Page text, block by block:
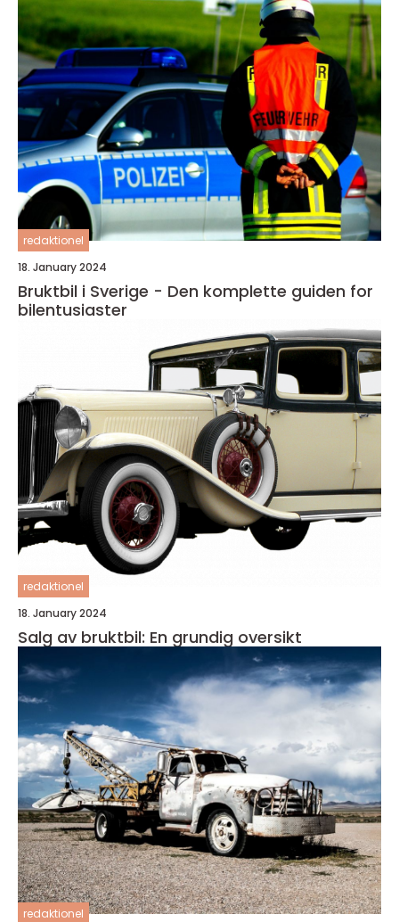
redaktionel
18. January 2024
Bruktbil i Sverige - Den komplette guiden for
bilentusiaster
redaktionel
18. January 2024
Salg av bruktbil: En grundig oversikt
redaktionel